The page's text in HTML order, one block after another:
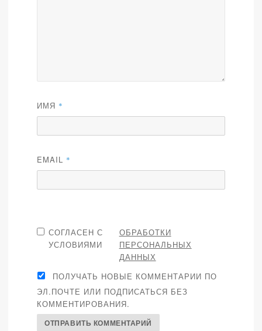
ИМЯ *
EMAIL *
СОГЛАСЕН С
УСЛОВИЯМИ
ОБРАБОТКИ
ПЕРСОНАЛЬНЫХ
ДАННЫХ
ПОЛУЧАТЬ НОВЫЕ КОММЕНТАРИИ ПО
ЭЛ.ПОЧТЕ ИЛИ ПОДПИСАТЬСЯ БЕЗ
КОММЕНТИРОВАНИЯ.